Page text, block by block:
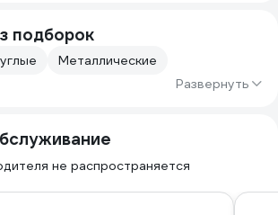
подборок
Металлические
Развернуть
не распространяется